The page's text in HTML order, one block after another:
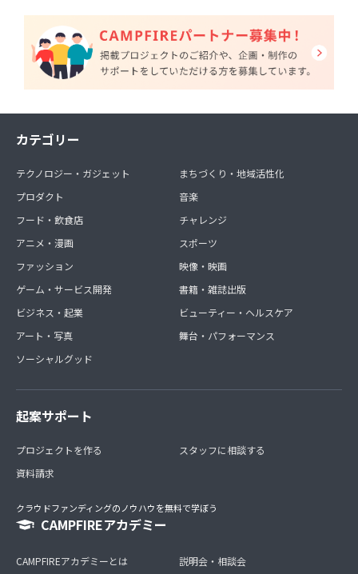
カテゴリー
テクノロジー・ガジェット
プロダクト
フード・飲食店
アニメ・漫画
ファッション
ゲーム・サービス開発
ビジネス・起業
アート・写真
ソーシャルグッド
まちづくり・地域活性化
音楽
チャレンジ
スポーツ
映像・映画
書籍・雑誌出版
ビューティー・ヘルスケア
舞台・パフォーマンス
起案サポート
プロジェクトを作る
資料請求
スタッフに相談する
クラウドファンディングのノウハウを無料で学ぼう
CAMPFIREアカデミー
CAMPFIREアカデミーとは
説明会・相談会